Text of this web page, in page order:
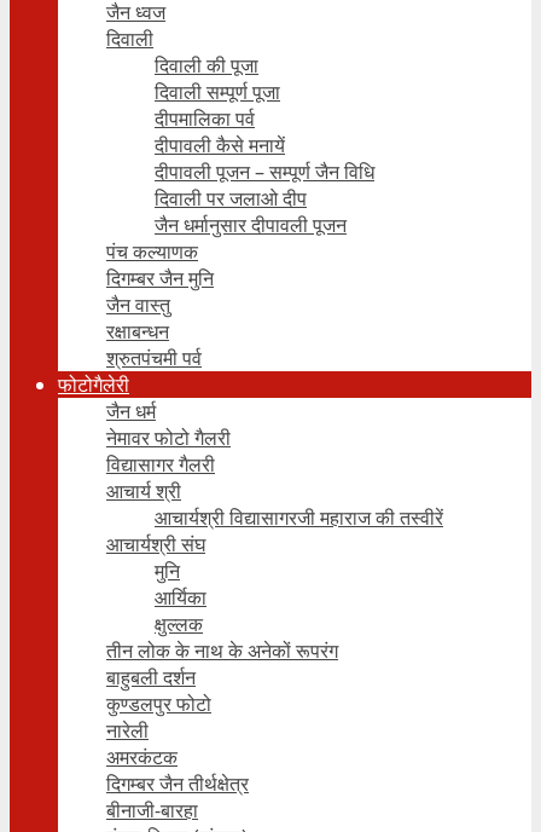
जैन ध्वज
दिवाली
दिवाली की पूजा
दिवाली सम्पूर्ण पूजा
दीपमालिका पर्व
दीपावली कैसे मनायें
दीपावली पूजन – सम्पूर्ण जैन विधि
दिवाली पर जलाओ दीप
जैन धर्मानुसार दीपावली पूजन
पंच कल्याणक
दिगम्बर जैन मुनि
जैन वास्तु
रक्षाबन्धन
श्रुतपंचमी पर्व
फोटोगैलेरी
जैन धर्म
नेमावर फोटो गैलरी
विद्यासागर गैलरी
आचार्य श्री
आचार्यश्री विद्यासागरजी महाराज की तस्वीरें
आचार्यश्री संघ
मुनि
आर्यिका
क्षुल्लक
तीन लोक के नाथ के अनेकों रूपरंग
बाहुबली दर्शन
कुण्डलपुर फोटो
नारेली
अमरकंटक
दिगम्बर जैन तीर्थक्षेत्र
बीनाजी-बारहा